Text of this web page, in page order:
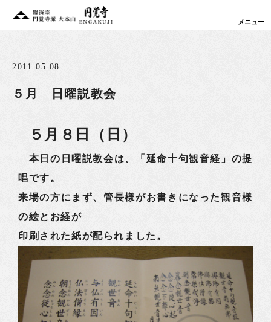
メニュー
2011.05.08
５月 日曜説教会
５月８日（日）
本日の日曜説教会は、「延命十句観音経」の提
唱です。
来場の方にまず、管長様がお書きになった観音様
の絵とお経が
印刷された紙が配られました。